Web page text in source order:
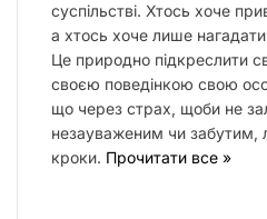
суспільстві. Хтось хоче
а хтось хоче лише
Це природно підкреслити
своєю поведінкою свою
що через страх, щоби не
незауваженим чи забутим,
кроки. Прочитати все »